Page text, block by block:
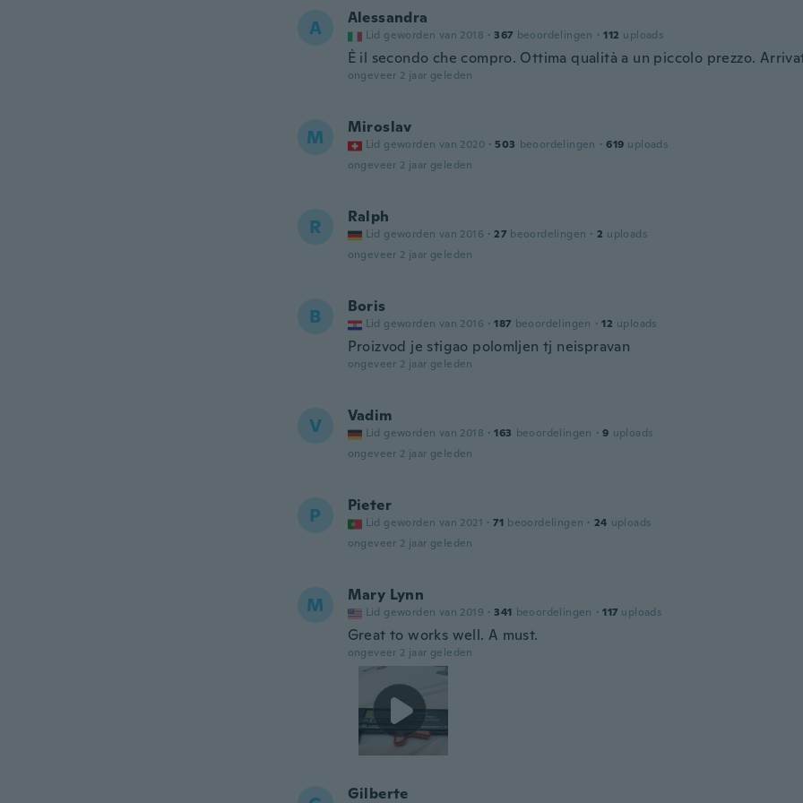
A Alessandra
Lid geworden van 2018 · 367 beoordelingen · 112 uploads
È il secondo che compro. Ottima qualità a un piccolo prezzo.
ongeveer 2 jaar geleden
M Miroslav
Lid geworden van 2020 · 503 beoordelingen · 619 uploads
ongeveer 2 jaar geleden
R Ralph
Lid geworden van 2016 · 27 beoordelingen · 2 uploads
ongeveer 2 jaar geleden
B Boris
Lid geworden van 2016 · 187 beoordelingen · 12 uploads
Proizvod je stigao polomljen tj neispravan
ongeveer 2 jaar geleden
V Vadim
Lid geworden van 2018 · 163 beoordelingen · 9 uploads
ongeveer 2 jaar geleden
P Pieter
Lid geworden van 2021 · 71 beoordelingen · 24 uploads
ongeveer 2 jaar geleden
M Mary Lynn
Lid geworden van 2019 · 341 beoordelingen · 117 uploads
Great to works well. A must.
ongeveer 2 jaar geleden
Gilberte